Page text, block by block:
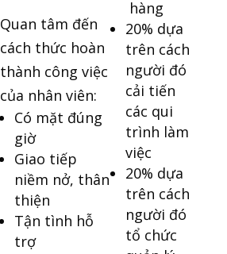
Quan tâm đến
cách thức hoàn
thành công việc
của nhân viên:
Có mặt đúng
giờ
Giao tiếp
niềm nở, thân
thiện
Tận tình hỗ
trợ
hàng
20% dựa
trên cách
người đó
cải tiến
các qui
trình làm
việc
20% dựa
trên cách
người đó
tổ chức